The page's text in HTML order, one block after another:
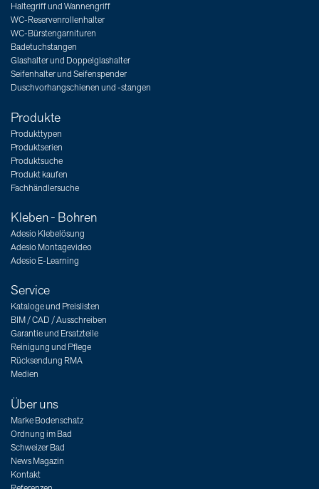
Haltegriff und Wannengriff
WC-Reservenrollenhalter
WC-Bürstengarnituren
Badetuchstangen
Glashalter und Doppelglashalter
Seifenhalter und Seifenspender
Duschvorhangschienen und -stangen
Produkte
Produkttypen
Produktserien
Produktsuche
Produkt kaufen
Fachhändlersuche
Kleben - Bohren
Adesio Klebelösung
Adesio Montagevideo
Adesio E-Learning
Service
Kataloge und Preislisten
BIM / CAD / Ausschreiben
Garantie und Ersatzteile
Reinigung und Pflege
Rücksendung RMA
Medien
Über uns
Marke Bodenschatz
Ordnung im Bad
Schweizer Bad
News Magazin
Kontakt